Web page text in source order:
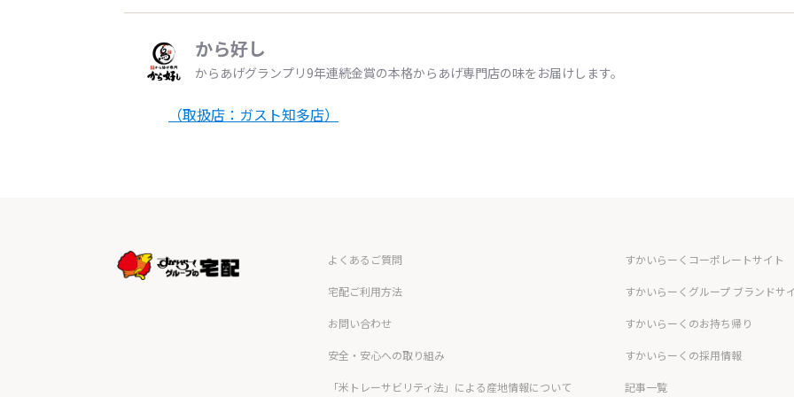
から好し
からあげグランプリ9年連続金賞の本格からあげ専門店の味をお届けします。
（取扱店：ガスト知多店）
よくあるご質問
宅配ご利用方法
お問い合わせ
安全・安心への取り組み
「米トレーサビリティ法」による産地情報について
すかいらーくコーポレートサイト
すかいらーくグループ ブランドサ
すかいらーくのお持ち帰り
すかいらーくの採用情報
記事一覧